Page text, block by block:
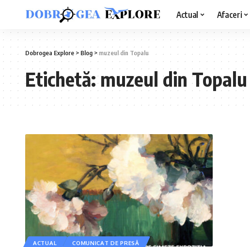
Actual Afaceri
Dobrogea Explore> Blog >muzeul din Topalu
Etichetă:muzeul din Topalu
ACTUAL COMUNICAT DE PRESĂ